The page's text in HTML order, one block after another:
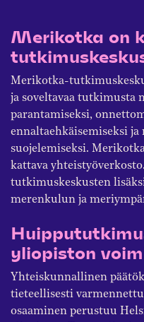
Merikotka on
Merikotka-
ja soveltavaa tutkimusta
parantamiseksi,
ennaltaehkäisemiseksi
suojelemiseksi.
kattava
tutkimuskeskusten
merenkulun ja
yliopiston
Yhteiskunnallinen
tieteellisesti
osaaminen perustuu